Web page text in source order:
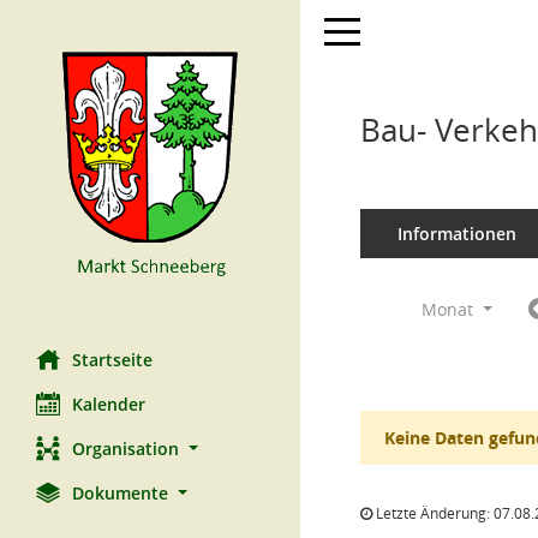
Startseite
Kalender
Organisation
Dokumente
Toggle navigation
Bau-
Informationen
Monat
Keine Daten
Letzte Änderung: